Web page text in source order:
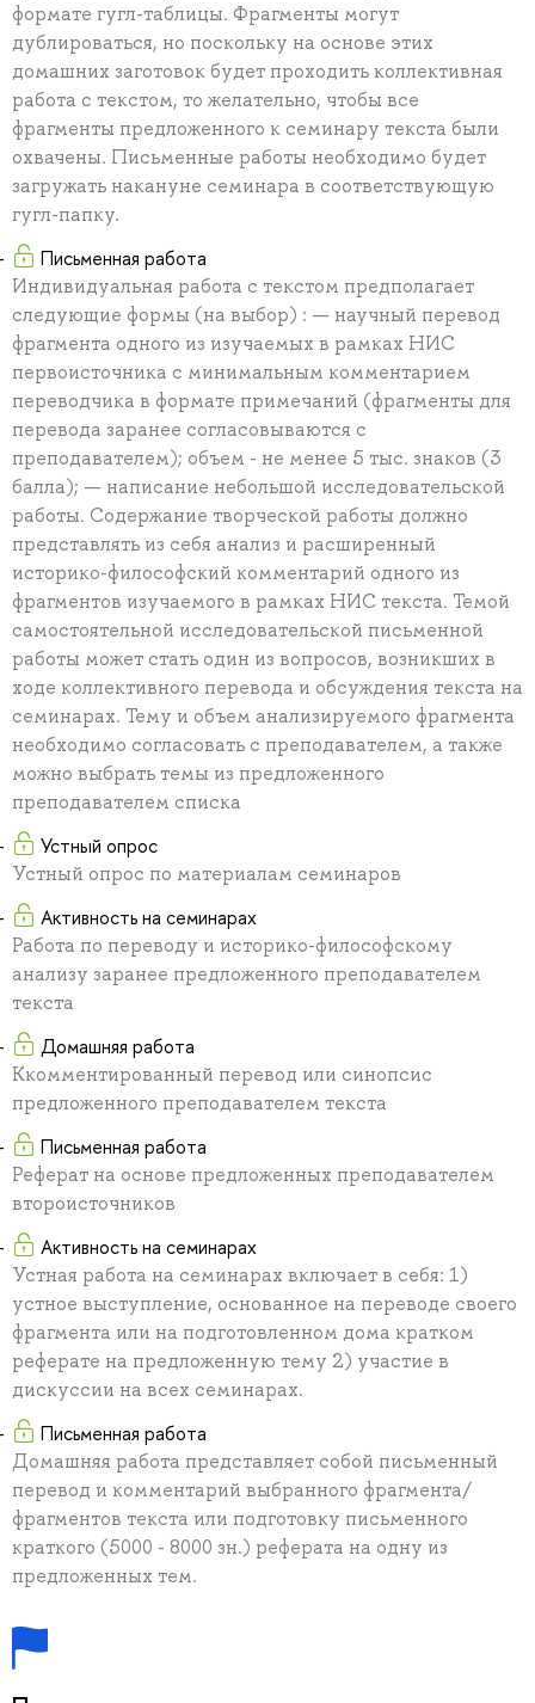
формате гугл-таблицы. Фрагменты могут
дублироваться, но поскольку на основе этих
домашних заготовок будет проходить коллективная
работа с текстом, то желательно, чтобы все
фрагменты предложенного к семинару текста были
охвачены. Письменные работы необходимо будет
загружать накануне семинара в соответствующую
гугл-папку.
Письменная работа
Индивидуальная работа с текстом предполагает
следующие формы (на выбор) : — научный перевод
фрагмента одного из изучаемых в рамках НИС
первоисточника с минимальным комментарием
переводчика в формате примечаний (фрагменты для
перевода заранее согласовываются с
преподавателем); объем - не менее 5 тыс. знаков (3
балла); — написание небольшой исследовательской
работы. Содержание творческой работы должно
представлять из себя анализ и расширенный
историко-философский комментарий одного из
фрагментов изучаемого в рамках НИС текста. Темой
самостоятельной исследовательской письменной
работы может стать один из вопросов, возникших в
ходе коллективного перевода и обсуждения текста на
семинарах. Тему и объем анализируемого фрагмента
необходимо согласовать с преподавателем, а также
можно выбрать темы из предложенного
преподавателем списка
Устный опрос
Устный опрос по материалам семинаров
Активность на семинарах
Работа по переводу и историко-философскому
анализу заранее предложенного преподавателем
текста
Домашняя работа
Ккомментированный перевод или синопсис
предложенного преподавателем текста
Письменная работа
Реферат на основе предложенных преподавателем
второисточников
Активность на семинарах
Устная работа на семинарах включает в себя: 1)
устное выступление, основанное на переводе своего
фрагмента или на подготовленном дома кратком
реферате на предложенную тему 2) участие в
дискуссии на всех семинарах.
Письменная работа
Домашняя работа представляет собой письменный
перевод и комментарий выбранного фрагмента/
фрагментов текста или подготовку письменного
краткого (5000 - 8000 зн.) реферата на одну из
предложенных тем.